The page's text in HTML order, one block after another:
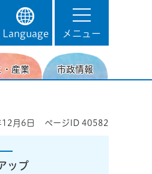
Language
メニュー
・産業 市政情報
月6日 ページID 40582
ップ